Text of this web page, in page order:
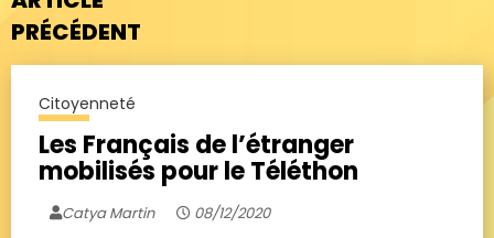
PRÉCÉDENT
Citoyenneté
Les Français de l’étranger
mobilisés pour le Téléthon
Catya Martin 08/12/2020